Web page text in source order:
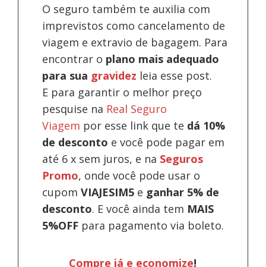
O seguro também te auxilia com
imprevistos como cancelamento de
viagem e extravio de bagagem. Para
encontrar o plano mais adequado
para sua gravidez leia esse post.
E para garantir o melhor preço
pesquise na Real Seguro
Viagem por esse link que te dá 10%
de desconto e você pode pagar em
até 6 x sem juros, e na Seguros
Promo, onde você pode usar o
cupomVIAJESIM5 e ganhar 5% de
desconto. E você ainda tem MAIS
5%OFF para pagamento via boleto.
Compre já e economize!